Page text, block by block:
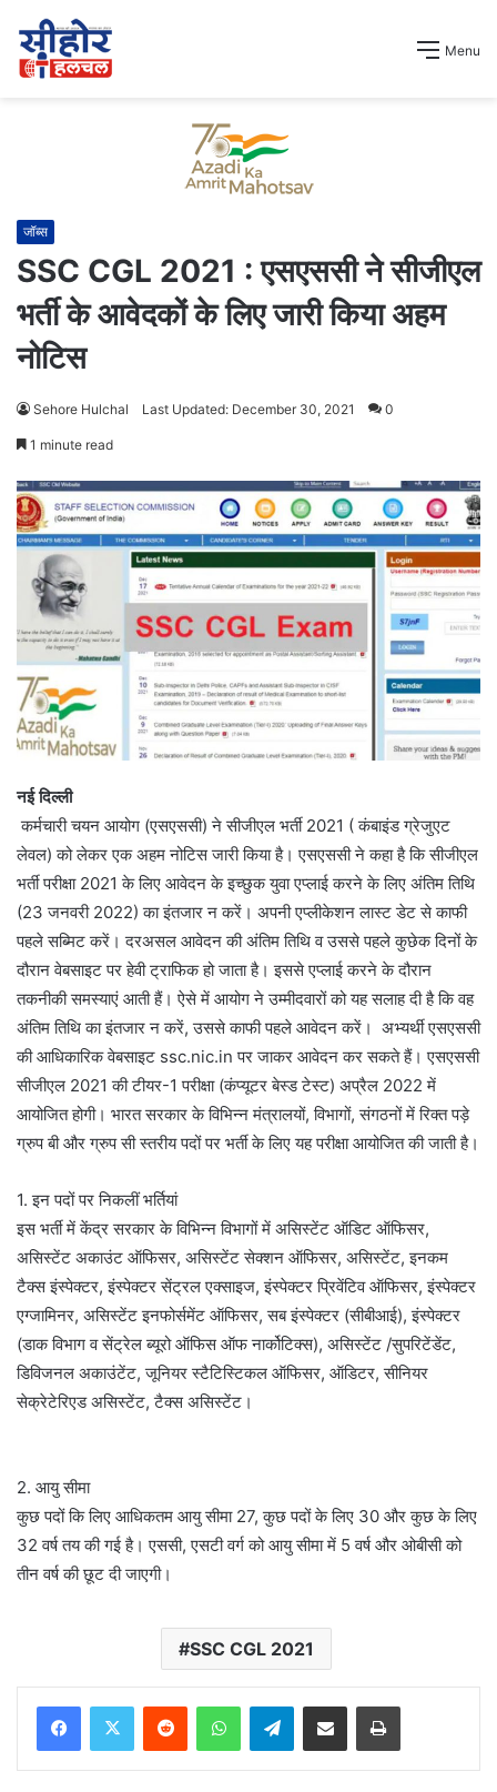
Menu
जॉब्स
SSC CGL 2021 : एसएससी ने सीजीएल
भर्ती के आवेदकों के लिए जारी किया अहम
नोटिस
Sehore Hulchal Last Updated: December 30, 2021 0
1 minute read
नई दिल्ली
कर्मचारी चयन आयोग (एसएससी) ने सीजीएल भर्ती 2021 ( कंबाइंड ग्रेजुएट
लेवल) को लेकर एक अहम नोटिस जारी किया है। एसएससी ने कहा है कि सीजीएल
भर्ती परीक्षा 2021 के लिए आवेदन के इच्छुक युवा एप्लाई करने के लिए अंतिम तिथि
(23 जनवरी 2022) का इंतजार न करें। अपनी एप्लीकेशन लास्ट डेट से काफी
पहले सब्मिट करें। दरअसल आवेदन की अंतिम तिथि व उससे पहले कुछेक दिनों के
दौरान वेबसाइट पर हेवी ट्राफिक हो जाता है। इससे एप्लाई करने के दौरान
तकनीकी समस्याएं आती हैं। ऐसे में आयोग ने उम्मीदवारों को यह सलाह दी है कि वह
अंतिम तिथि का इंतजार न करें, उससे काफी पहले आवेदन करें। अभ्यर्थी एसएससी
की आधिकारिक वेबसाइट ssc.nic.in पर जाकर आवेदन कर सकते हैं। एसएससी
सीजीएल 2021 की टीयर-1 परीक्षा (कंप्यूटर बेस्ड टेस्ट) अप्रैल 2022 में
आयोजित होगी। भारत सरकार के विभिन्न मंत्रालयों, विभागों, संगठनों में रिक्त पड़े
ग्रुप बी और ग्रुप सी स्तरीय पदों पर भर्ती के लिए यह परीक्षा आयोजित की जाती है।
1. इन पदों पर निकलीं भर्तियां
इस भर्ती में केंद्र सरकार के विभिन्न विभागों में असिस्टेंट ऑडिट ऑफिसर,
असिस्टेंट अकाउंट ऑफिसर, असिस्टेंट सेक्शन ऑफिसर, असिस्टेंट, इनकम
टैक्स इंस्पेक्टर, इंस्पेक्टर सेंट्रल एक्साइज, इंस्पेक्टर प्रिवेंटिव ऑफिसर, इंस्पेक्टर
एग्जामिनर, असिस्टेंट इनफोर्समेंट ऑफिसर, सब इंस्पेक्टर (सीबीआई), इंस्पेक्टर
(डाक विभाग व सेंट्रेल ब्यूरो ऑफिस ऑफ नार्कोटिक्स), असिस्टेंट /सुपरिटेंडेंट,
डिविजनल अकाउंटेंट, जूनियर स्टैटिस्टिकल ऑफिसर, ऑडिटर, सीनियर
सेक्रेटेरिएड असिस्टेंट, टैक्स असिस्टेंट।
2. आयु सीमा
कुछ पदों कि लिए आधिकतम आयु सीमा 27, कुछ पदों के लिए 30 और कुछ के लिए
32 वर्ष तय की गई है। एससी, एसटी वर्ग को आयु सीमा में 5 वर्ष और ओबीसी को
तीन वर्ष की छूट दी जाएगी।
SSC CGL 2021
Telegram